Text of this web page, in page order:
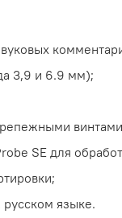
3,9 и 6.9 мм);
SE для
русском языке.